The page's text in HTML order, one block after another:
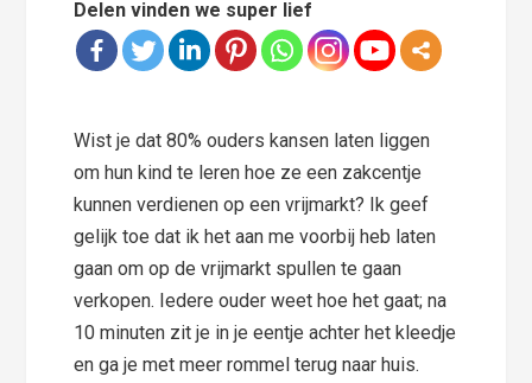
Delen vinden we super lief
Wist je dat 80% ouders kansen laten liggen
om hun kind te leren hoe ze een zakcentje
kunnen verdienen op een vrijmarkt? Ik geef
gelijk toe dat ik het aan me voorbij heb laten
gaan om op de vrijmarkt spullen te gaan
verkopen. Iedere ouder weet hoe het gaat; na
10 minuten zit je in je eentje achter het kleedje
en ga je met meer rommel terug naar huis.